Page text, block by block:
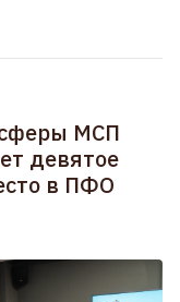
МСП
девятое
в ПФО